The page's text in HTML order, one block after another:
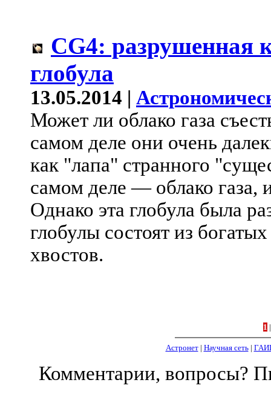
CG4: разрушенная
глобула
13.05.2014 |
Может ли облако газа
самом деле они очень
как "лапа" странного
самом деле — облако газа,
Однако эта глобула была
глобулы состоят из
хвостов.
1
Астронет| Научная сеть|
Комментарии, вопросы?